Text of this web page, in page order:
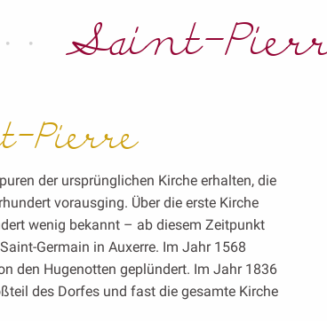
Saint-
Pierre
der ursprünglichen Kirche erhalten, die
vorausging. Über die erste Kirche
wenig bekannt – ab diesem Zeitpunkt
Germain in Auxerre. Im Jahr 1568
den Hugenotten geplündert. Im Jahr 1836
des Dorfes und fast die gesamte Kirche